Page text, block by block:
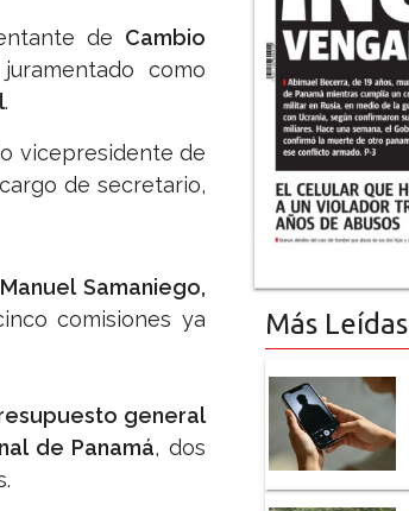
de Cambio
como
.
vicepresidente de
de secretario,
Manuel Samaniego,
comisiones ya
general
de Panamá, dos
Más Leídas